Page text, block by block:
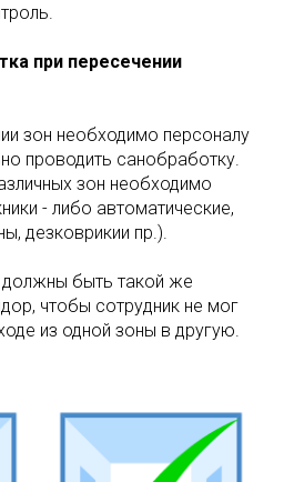
при пересечении
зон необходимо персоналу
проводить санобработку.
зон необходимо
- либо автоматические,
дезковрикии пр.).
должны быть такой же
чтобы сотрудник не мог
из одной зоны в другую.